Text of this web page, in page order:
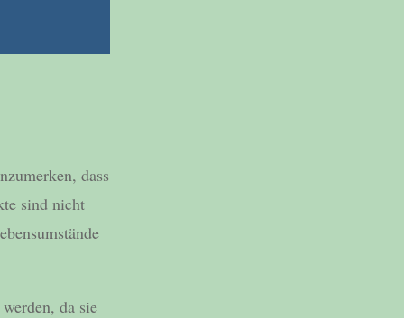
dass
sind nicht
da sie